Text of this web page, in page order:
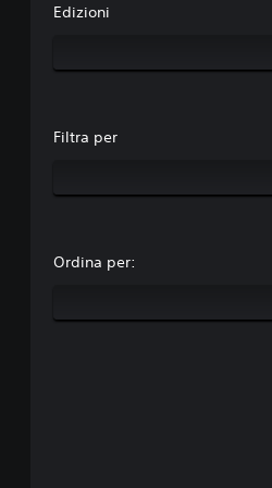
Edizioni
Filtra per
Ordina per: